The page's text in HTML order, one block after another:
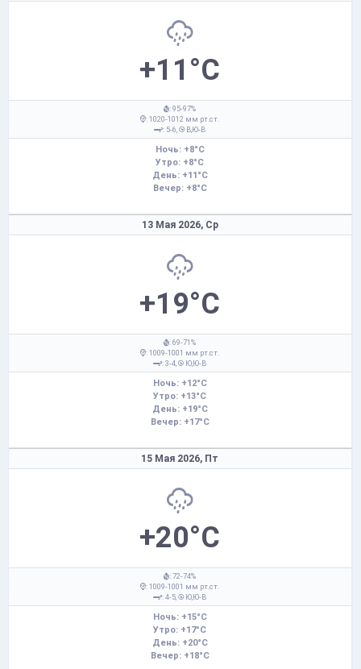
+11°C
: 95-97%
: 1020-1012 мм рт.ст.
: 5-6,
В,Ю-В
Ночь: +8°C
Утро: +8°C
День: +11°C
Вечер: +8°C
13 Мая 2026, Ср
+19°C
: 69-71%
: 1009-1001 мм рт.ст.
: 3-4,
Ю,Ю-В
Ночь: +12°C
Утро: +13°C
День: +19°C
Вечер: +17°C
15 Мая 2026, Пт
+20°C
: 72-74%
: 1009-1001 мм рт.ст.
: 4-5,
Ю,Ю-В
Ночь: +15°C
Утро: +17°C
День: +20°C
Вечер: +18°C